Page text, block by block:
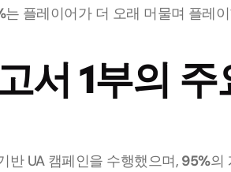
는 플레이어가 더 오래 머물며 플레
서 1부의 주
반 UA 캠페인을 수행했으며, 95%의